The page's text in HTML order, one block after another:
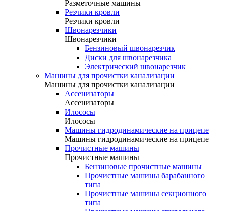
Разметочные машины
Резчики кровли
Резчики кровли
Швонарезчики
Швонарезчики
Бензиновый швонарезчик
Диски для швонарезчика
Электрический швонарезчик
Машины для прочистки канализации
Машины для прочистки канализации
Ассенизаторы
Ассенизаторы
Илососы
Илососы
Машины гидродинамические на прицепе
Машины гидродинамические на прицепе
Прочистные машины
Прочистные машины
Бензиновые прочистные машины
Прочистные машины барабанного
типа
Прочистные машины секционного
типа